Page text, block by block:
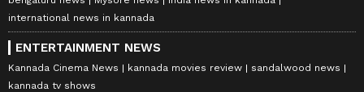
international news in kannada
ENTERTAINMENT NEWS
Kannada Cinema News kannada movies review
sandalwood news
kannada tv shows